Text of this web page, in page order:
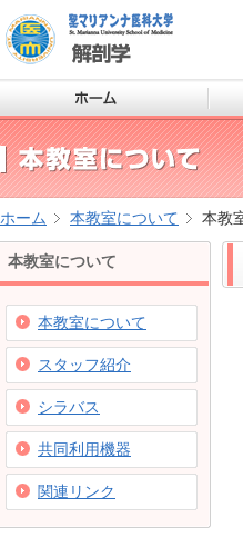
ホーム 本教室について 本教
本教室について
本教室について
スタッフ紹介
シラバス
共同利用機器
関連リンク